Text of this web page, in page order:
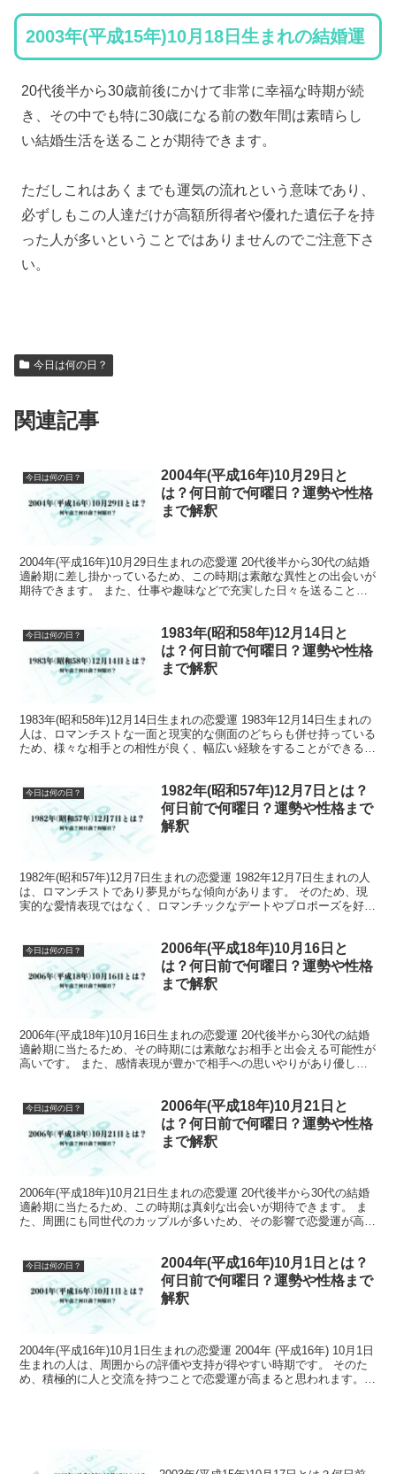
2003年(平成15年)10月18日生まれの結婚運
20代後半から30歳前後にかけて非常に幸福な時期が続
き、その中でも特に30歳になる前の数年間は素晴らし
い結婚生活を送ることが期待できます。
ただしこれはあくまでも運気の流れという意味であり、
必ずしもこの人達だけが高額所得者や優れた遺伝子を持
った人が多いということではありませんのでご注意下さ
い。
今日は何の日？
関連記事
今日は何の日？
2004年(平成16年)10月29日と
は？何日前で何曜日？運勢や性格
まで解釈
2004年(平成16年)10月29日生まれの恋愛運 20代後半から30代の結婚
適齢期に差し掛かっているため、この時期は素敵な異性との出会いが
期待できます。 また、仕事や趣味などで充実した日々を送ること
今日は何の日？
1983年(昭和58年)12月14日と
は？何日前で何曜日？運勢や性格
まで解釈
1983年(昭和58年)12月14日生まれの恋愛運 1983年12月14日生まれの
人は、ロマンチストな一面と現実的な側面のどちらも併せ持っている
ため、様々な相手との相性が良く、幅広い経験をすることができるで
今日は何の日？
1982年(昭和57年)12月7日とは？
何日前で何曜日？運勢や性格まで
解釈
1982年(昭和57年)12月7日生まれの恋愛運 1982年12月7日生まれの人
は、ロマンチストであり夢見がちな傾向があります。 そのため、現
実的な愛情表現ではなく、ロマンチックなデートやプロポーズを好む
今日は何の日？
2006年(平成18年)10月16日と
は？何日前で何曜日？運勢や性格
まで解釈
2006年(平成18年)10月16日生まれの恋愛運 20代後半から30代の結婚
適齢期に当たるため、その時期には素敵なお相手と出会える可能性が
高いです。 また、感情表現が豊かで相手への思いやりがあり優しい
今日は何の日？
2006年(平成18年)10月21日と
は？何日前で何曜日？運勢や性格
まで解釈
2006年(平成18年)10月21日生まれの恋愛運 20代後半から30代の結婚
適齢期に当たるため、この時期は真剣な出会いが期待できます。 ま
た、周囲にも同世代のカップルが多いため、その影響で恋愛運が高ま
今日は何の日？
2004年(平成16年)10月1日とは？
何日前で何曜日？運勢や性格まで
解釈
2004年(平成16年)10月1日生まれの恋愛運 2004年 (平成16年) 10月1日
生まれの人は、周囲からの評価や支持が得やすい時期です。 そのた
め、積極的に人と交流を持つことで恋愛運が高まると思われます。